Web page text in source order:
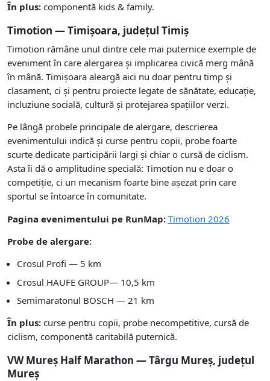
În plus:componentă kids & family.
Timotion — Timișoara, județul Timiș
Timotion rămâne unul dintre cele mai puternice exemple de
eveniment în care alergarea și implicarea civică merg mână
în mână. Timișoara aleargă aici nu doar pentru timp și
clasament, ci și pentru proiecte legate de sănătate, educație,
incluziune socială, cultură și protejarea spațiilor verzi.
Pe lângă probele principale de alergare, descrierea
evenimentului indică și curse pentru copii, probe foarte
scurte dedicate participării largi și chiar o cursă de ciclism.
Asta îi dă o amplitudine specială: Timotion nu e doar o
competiție, ci un mecanism foarte bine așezat prin care
sportul se întoarce în comunitate.
Pagina evenimentului pe RunMap: Timotion 2026
Probe de alergare:
Crosul Profi — 5 km
Crosul HAUFE GROUP— 10,5 km
Semimaratonul BOSCH — 21 km
În plus:curse pentru copii, probe necompetitive, cursă de
ciclism, componentă caritabilă puternică.
VW Mureș Half Marathon — Târgu Mureș, județul
Mureș